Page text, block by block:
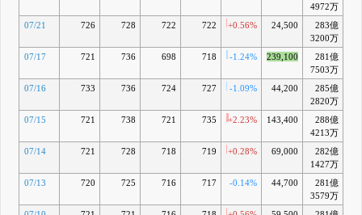
4972万
07/21 726 728 722 722 +0.56% 24,500
283億
3200万
07/17 721 736 698 718 -1.24% 239,100
281億
7503万
07/16 733 736 724 727 -1.09% 44,200
285億
2820万
07/15 721 738 721 735 +2.23% 143,400
288億
4213万
07/14 721 728 718 719 +0.28% 69,000
282億
1427万
07/13 720 725 716 717 -0.14% 44,700
281億
3579万